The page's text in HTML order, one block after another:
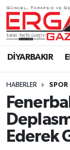
DİYARBAKIR
HABERLER SPOR
Ederek
BİSMİL
BAĞLAR
ERGANİ
Güncel
Eği̇ti̇m
Resmi
Ergani
Ergani
Ergani
Süper Lig
Tüm